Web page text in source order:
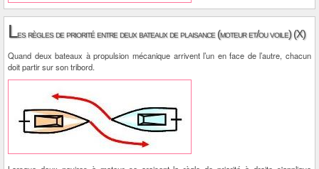
Les règles de priorité entre deux bateaux de plaisance (moteur et/ou voile) (X)
Quand deux bateaux à propulsion mécanique arrivent l’un en face de l’autre, chacun
doit partir sur son tribord.